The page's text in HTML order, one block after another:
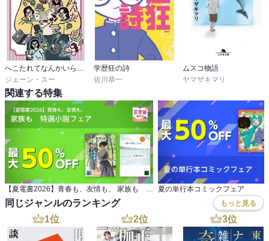
ジェーン・スー
学歴狂の詩
佐川恭一
ムスコ物語
ヤマザキマリ
関連する特集
夏の単行本コミックフェア
同じジャンルのランキング もっと見る
1位 2位 3位